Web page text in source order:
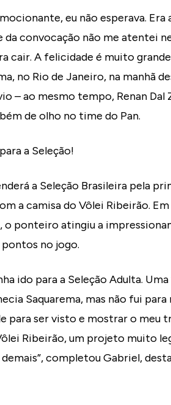
eu não esperava.
da convocação não me atentei
cair. A felicidade é muito
no Rio de Janeiro, na manhã
– ao mesmo tempo, Renan
de olho no time do Pan.
a Seleção!
a Seleção Brasileira pela
a camisa do Vôlei Ribeirão.
ponteiro atingiu a
no jogo.
ido para a Seleção Adulta.
Saquarema, mas não fui
para ser visto e mostrar o meu
Ribeirão, um projeto muito
completou Gabriel,